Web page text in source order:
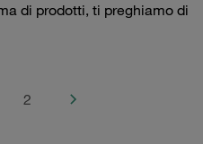
di prodotti, ti preghiamo di
2